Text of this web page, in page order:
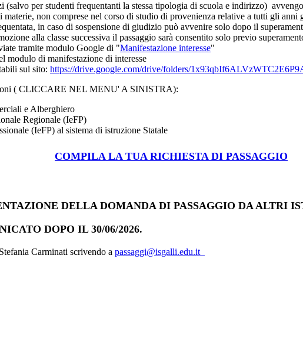
(salvo per studenti frequentanti la stessa tipologia di scuola e indirizzo)
non comprese nel corso di studio di provenienza relative a tutti gli anni
in caso di sospensione di giudizio può avvenire solo dopo il
alla classe successiva il passaggio sarà consentito solo previo
tramite modulo Google di "Manifestazione interesse"
modulo di manifestazione di interesse
sul sito: https://drive.google.com/drive/folders/
( CLICCARE NEL MENU' A SINISTRA):
e Alberghiero
Regionale (IeFP)
(IeFP) al sistema di istruzione Statale
COMPILA LA TUA RICHIESTA DI PASSAGGIO
DELLA DOMANDA DI PASSAGGIO DA ALTRI
DOPO IL 30/06/2026.
Carminati scrivendo a passaggi@isgalli.edu.it